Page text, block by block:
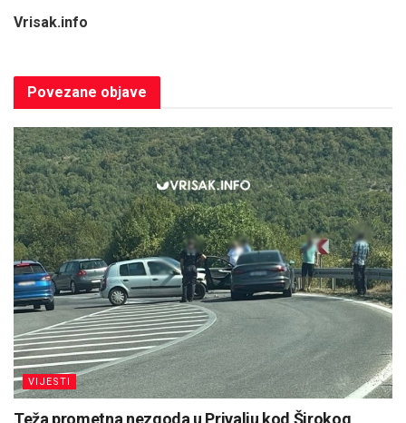
Vrisak.info
Povezane objave
VIJESTI
Teža prometna nezgoda u Privalju kod Širokog